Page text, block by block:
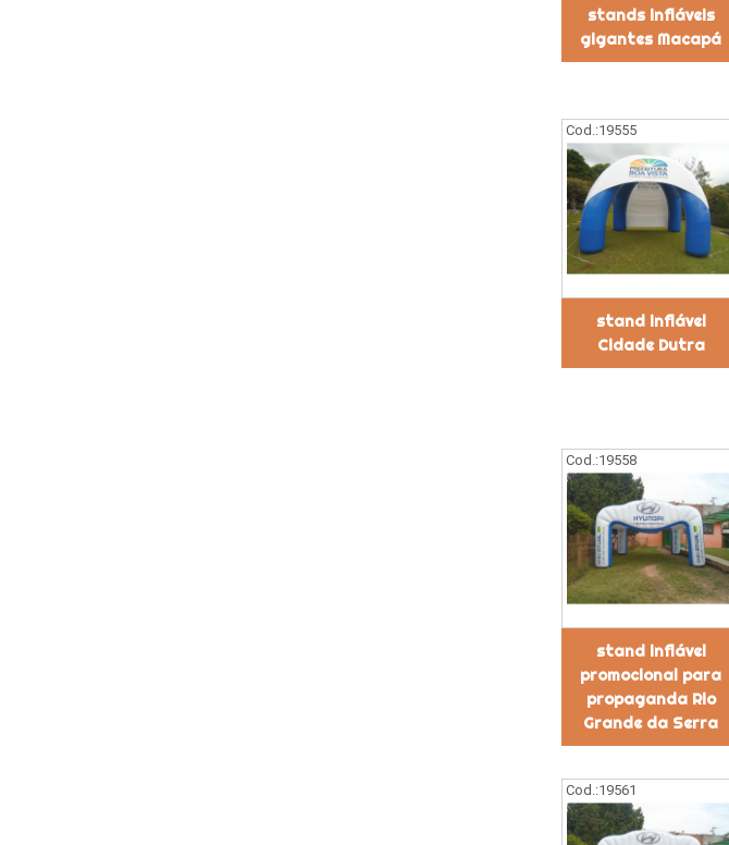
stands infláveis
gigantes Macapá
Cod.:19555
stand inflável
Cidade Dutra
Cod.:19558
stand inflável
promocional para
propaganda Rio
Grande da Serra
Cod.:19561